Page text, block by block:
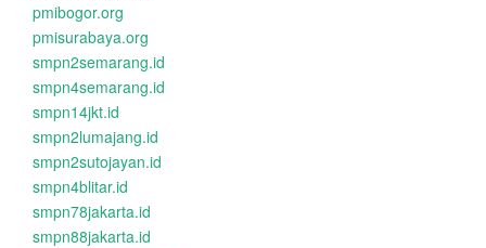
pmibogor.org
pmisurabaya.org
smpn2semarang.id
smpn4semarang.id
smpn14jkt.id
smpn2lumajang.id
smpn2sutojayan.id
smpn4blitar.id
smpn78jakarta.id
smpn88jakarta.id